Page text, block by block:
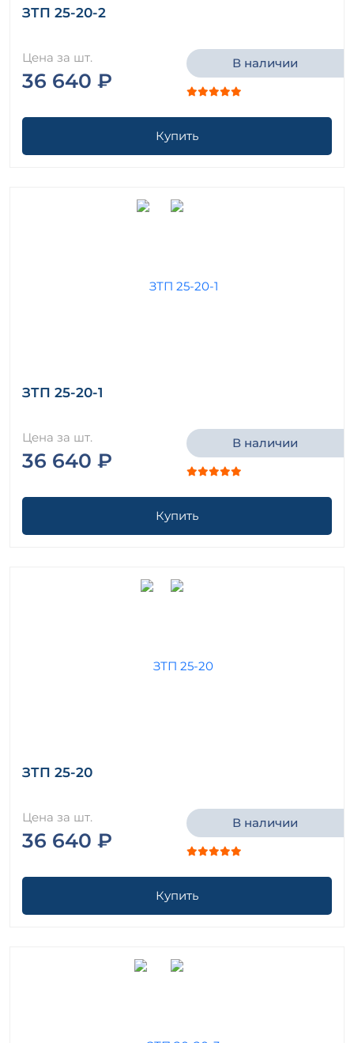
ЗТП 25-20-2
Цена за шт.
36 640 ₽
В наличии
Купить
ЗТП 25-20-1
Цена за шт.
36 640 ₽
В наличии
Купить
ЗТП 25-20
Цена за шт.
36 640 ₽
В наличии
Купить